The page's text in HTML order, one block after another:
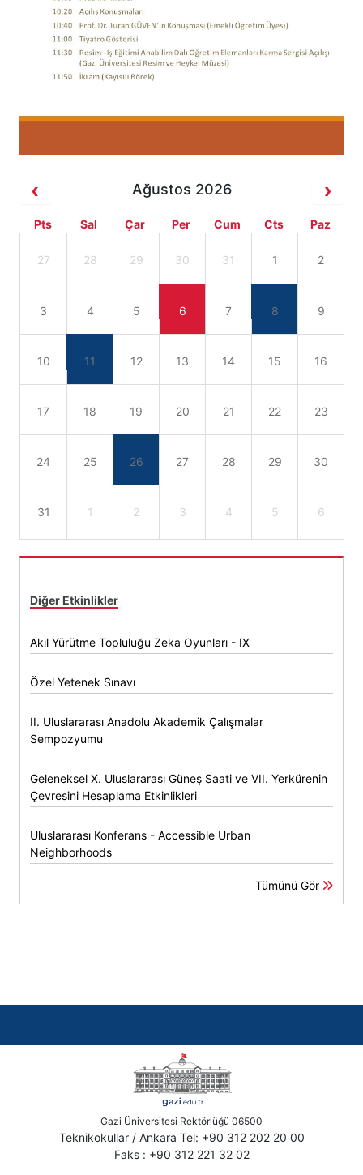
Ağustos 2026
Pts Sal Çar Per Cum Cts Paz
27 28 29 30 31 1 2
3 4 5 6 7 8 9
10 11 12 13 14 15 16
17 18 19 20 21 22 23
24 25 26 27 28 29 30
31 1 2 3 4 5 6
Diğer Etkinlikler
Akıl Yürütme Topluluğu Zeka Oyunları - IX
Özel Yetenek Sınavı
II. Uluslararası Anadolu Akademik Çalışmalar
Sempozyumu
Geleneksel X. Uluslararası Güneş Saati ve VII. Yerkürenin
Çevresini Hesaplama Etkinlikleri
Uluslararası Konferans - Accessible Urban
Neighborhoods
Tümünü Gör
Gazi Üniversitesi Rektörlüğü 06500
Teknikokullar / Ankara Tel: +90 312 202 20 00
Faks : +90 312 221 32 02